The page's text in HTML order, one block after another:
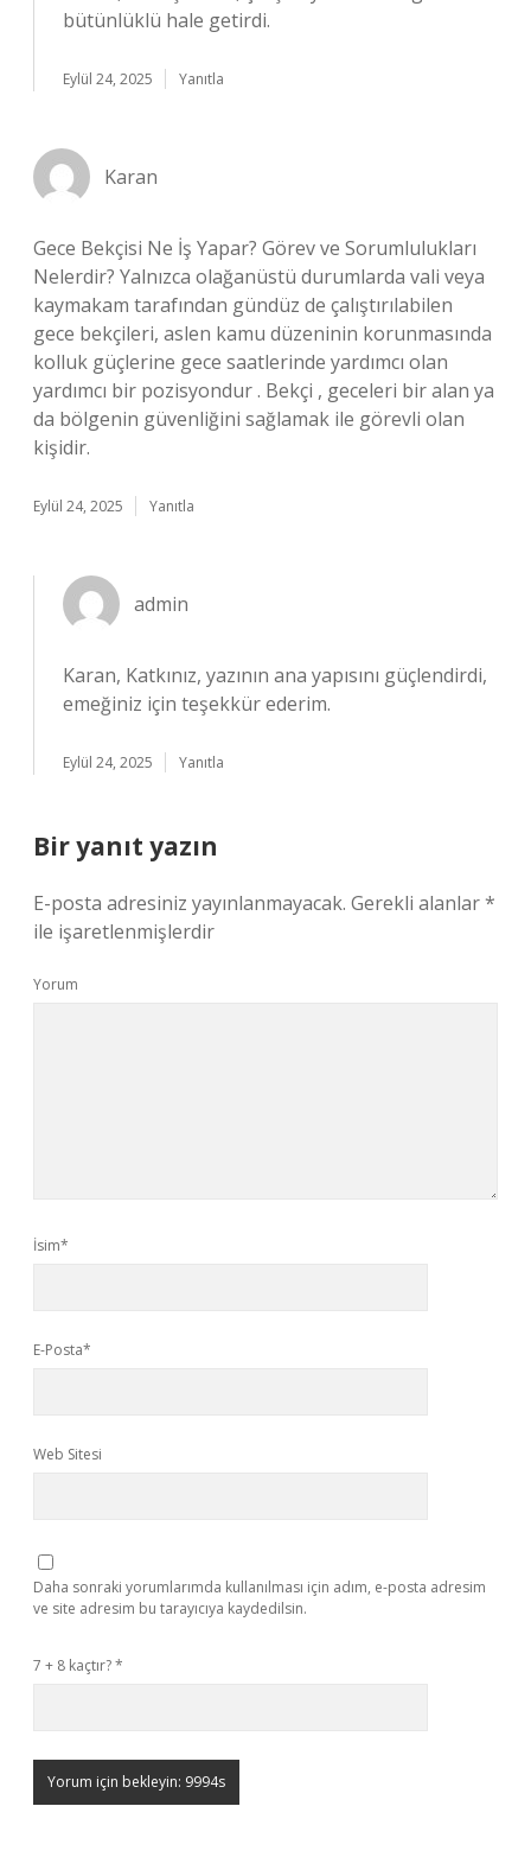
bütünlüklü hale getirdi.
Eylül 24, 2025 Yanıtla
Karan
Gece Bekçisi Ne İş Yapar? Görev ve Sorumlulukları
Nelerdir? Yalnızca olağanüstü durumlarda vali veya
kaymakam tarafından gündüz de çalıştırılabilen
gece bekçileri, aslen kamu düzeninin korunmasında
kolluk güçlerine gece saatlerinde yardımcı olan
yardımcı bir pozisyondur . Bekçi , geceleri bir alan ya
da bölgenin güvenliğini sağlamak ile görevli olan
kişidir.
Eylül 24, 2025 Yanıtla
admin
Karan, Katkınız, yazının ana yapısını güçlendirdi,
emeğiniz için teşekkür ederim.
Eylül 24, 2025 Yanıtla
Bir yanıt yazın
E-posta adresiniz yayınlanmayacak. Gerekli alanlar*
ile işaretlenmişlerdir
Yorum
İsim*
E-Posta*
Web Sitesi
Daha sonraki yorumlarımda kullanılması için adım, e-posta adresim
ve site adresim bu tarayıcıya kaydedilsin.
7 + 8 kaçtır?*